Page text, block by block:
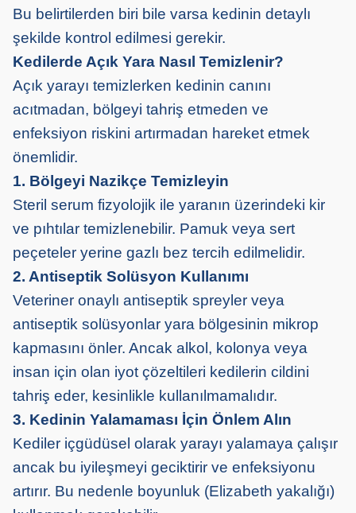
Bu belirtilerden biri bile varsa kedinin detaylı
şekilde kontrol edilmesi gerekir.
Kedilerde Açık Yara Nasıl Temizlenir?
Açık yarayı temizlerken kedinin canını
acıtmadan, bölgeyi tahriş etmeden ve
enfeksiyon riskini artırmadan hareket etmek
önemlidir.
1. Bölgeyi Nazikçe Temizleyin
Steril serum fizyolojik ile yaranın üzerindeki kir
ve pıhtılar temizlenebilir. Pamuk veya sert
peçeteler yerine gazlı bez tercih edilmelidir.
2. Antiseptik Solüsyon Kullanımı
Veteriner onaylı antiseptik spreyler veya
antiseptik solüsyonlar yara bölgesinin mikrop
kapmasını önler. Ancak alkol, kolonya veya
insan için olan iyot çözeltileri kedilerin cildini
tahriş eder, kesinlikle kullanılmamalıdır.
3. Kedinin Yalamaması İçin Önlem Alın
Kediler içgüdüsel olarak yarayı yalamaya çalışır
ancak bu iyileşmeyi geciktirir ve enfeksiyonu
artırır. Bu nedenle boyunluk (Elizabeth yakalığı)